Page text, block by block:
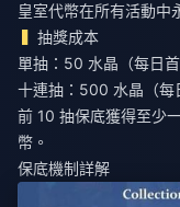
皇室代幣在所有活動中
抽獎成本
單抽：50 水晶（每日
十連抽：500 水晶（每
前 10 抽保底獲得至少
幣。
保底機制詳解